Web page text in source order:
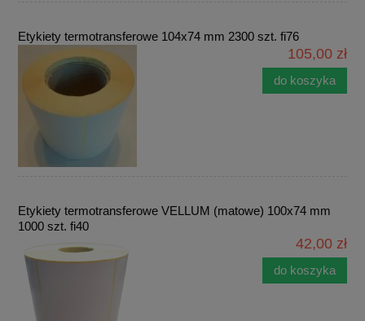
Etykiety termotransferowe 104x74 mm 2300 szt. fi76
105,00 zł
do koszyka
Etykiety termotransferowe VELLUM (matowe) 100x74 mm
1000 szt. fi40
42,00 zł
do koszyka